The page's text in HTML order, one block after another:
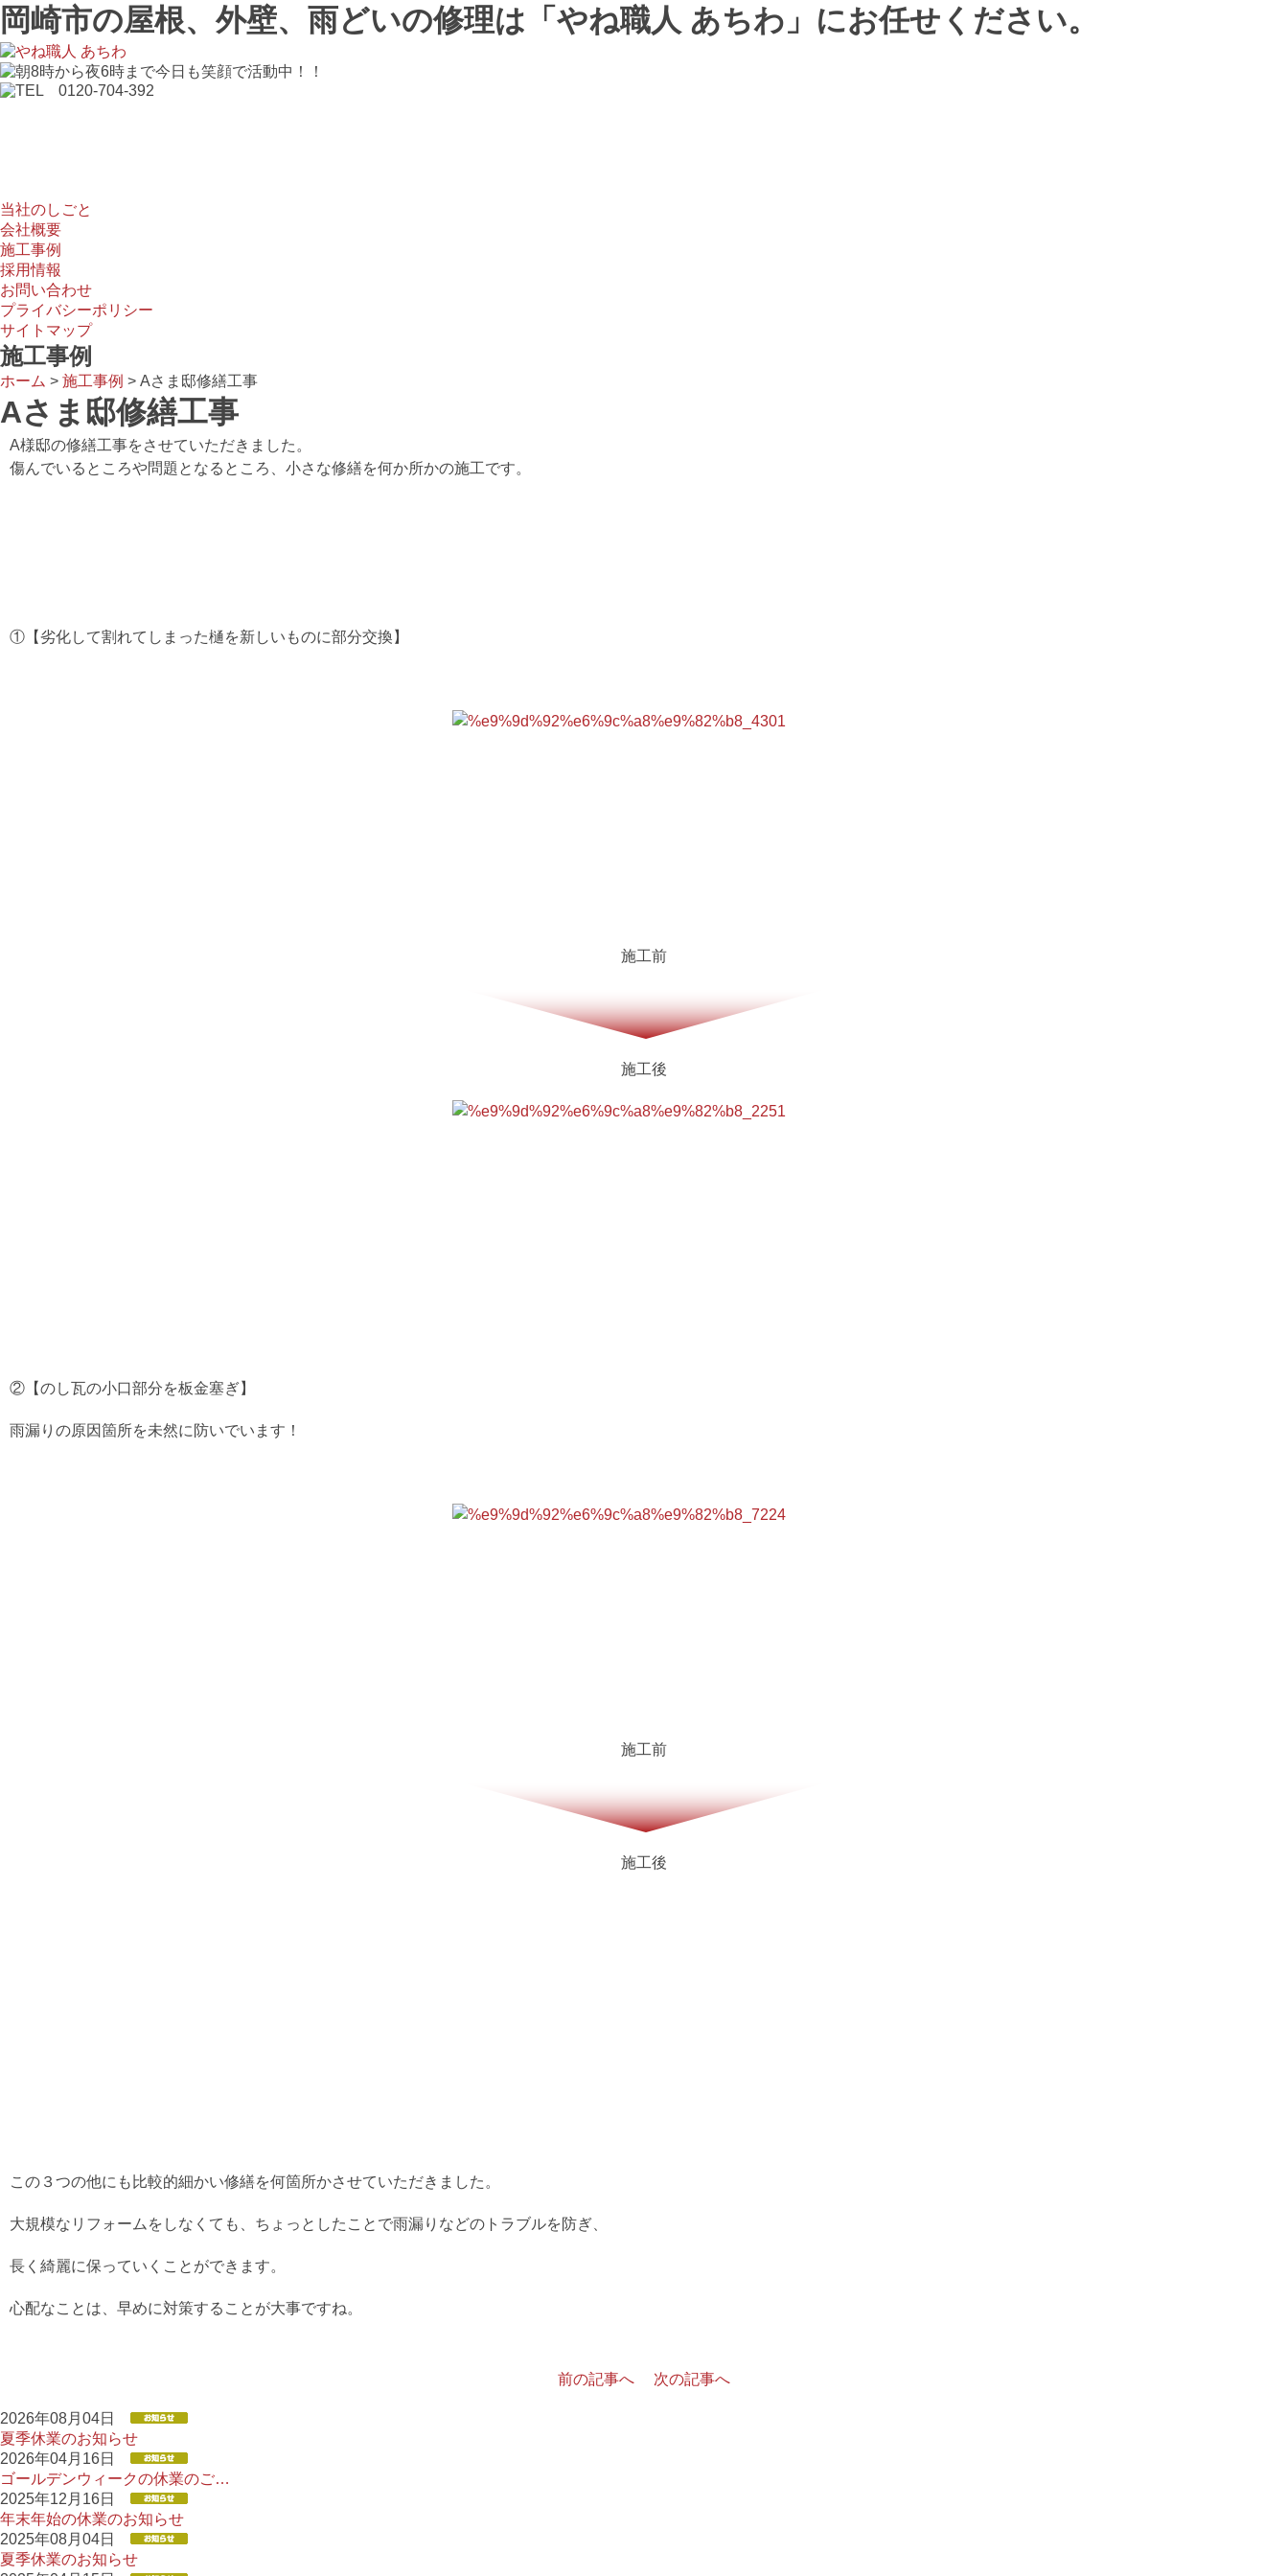
岡崎市の屋根、外壁、雨どいの修理は「やね職人 あちわ」にお任せください。
当社のしごと
会社概要
施工事例
採用情報
お問い合わせ
プライバシーポリシー
サイトマップ
施工事例
ホーム > 施工事例 > Aさま邸修繕工事
Aさま邸修繕工事
A様邸の修繕工事をさせていただきました。
傷んでいるところや問題となるところ、小さな修繕を何か所かの施工です。
①【劣化して割れてしまった樋を新しいものに部分交換】
施工前
施工後
②【のし瓦の小口部分を板金塞ぎ】
雨漏りの原因箇所を未然に防いでいます！
施工前
施工後
この３つの他にも比較的細かい修繕を何箇所かさせていただきました。
大規模なリフォームをしなくても、ちょっとしたことで雨漏りなどのトラブルを防ぎ、
長く綺麗に保っていくことができます。
心配なことは、早めに対策することが大事ですね。
前の記事へ 次の記事へ
2026年08月04日
夏季休業のお知らせ
2026年04月16日
ゴールデンウィークの休業のご…
2025年12月16日
年末年始の休業のお知らせ
2025年08月04日
夏季休業のお知らせ